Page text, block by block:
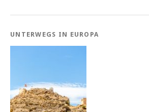
UNTERWEGS IN EUROPA